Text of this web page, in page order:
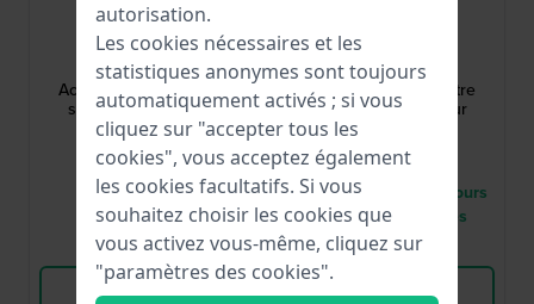
Jaguar
J1043/3
Acamar 40 mm Montre
suisse à quartz pour
homme avec date
325,00 €
● En stock
Comparer
Voir les produits
J1041/4
Acamar 40 mm Montre
suisse à quartz pour
homme avec date
299,00 €
● Livraison entre 5 jours
à 8 jours ouvrables
Comparer
autorisation.
Les cookies nécessaires et les
statistiques anonymes sont toujours
automatiquement activés ; si vous
cliquez sur "accepter tous les
cookies", vous acceptez également
les cookies facultatifs. Si vous
souhaitez choisir les cookies que
vous activez vous-même, cliquez sur
"paramètres des cookies".